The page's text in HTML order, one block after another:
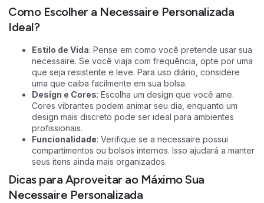
Como Escolher a Necessaire Personalizada
Ideal?
Estilo de Vida: Pense em como você pretende usar sua
necessaire. Se você viaja com frequência, opte por uma
que seja resistente e leve. Para uso diário, considere
uma que caiba facilmente em sua bolsa.
Design e Cores: Escolha um design que você ame.
Cores vibrantes podem animar seu dia, enquanto um
design mais discreto pode ser ideal para ambientes
profissionais.
Funcionalidade: Verifique se a necessaire possui
compartimentos ou bolsos internos. Isso ajudará a manter
seus itens ainda mais organizados.
Dicas para Aproveitar ao Máximo Sua
Necessaire Personalizada